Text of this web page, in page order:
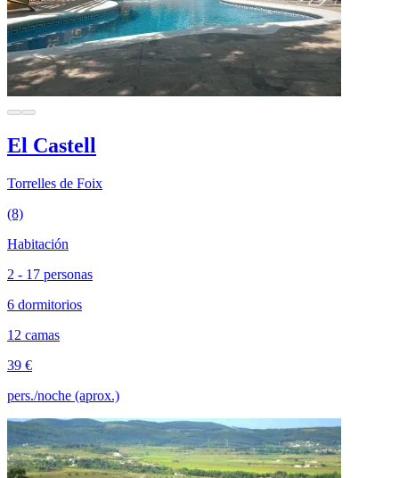
El Castell
Torrelles de Foix
(8)
Habitación
2 - 17 personas
6 dormitorios
12 camas
39 €
pers./noche (aprox.)